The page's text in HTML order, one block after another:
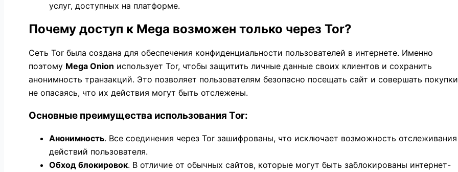
услуг, доступных на платформе.
Почему доступ к Mega возможен только через Tor?
Сеть Tor была создана для обеспечения конфиденциальности пользователей в интернете. Именно
поэтому Mega Onion использует Tor, чтобы защитить личные данные своих клиентов и сохранить
анонимность транзакций. Это позволяет пользователям безопасно посещать сайт и совершать
не опасаясь, что их действия могут быть отслежены.
Основные преимущества использования Tor:
Анонимность. Все соединения через Tor зашифрованы, что исключает возможность отслеживания
действий пользователя.
Обход блокировок. В отличие от обычных сайтов, которые могут быть заблокированы интернет-